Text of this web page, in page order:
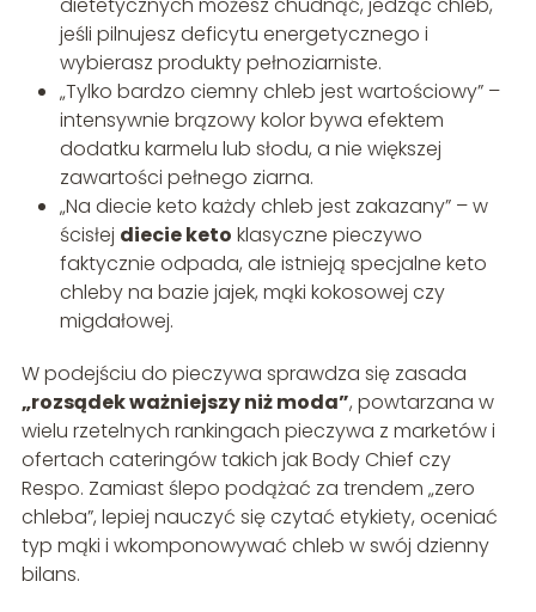
dietetycznych możesz chudnąć, jedząc chleb,
jeśli pilnujesz deficytu energetycznego i
wybierasz produkty pełnoziarniste.
„Tylko bardzo ciemny chleb jest wartościowy” –
intensywnie brązowy kolor bywa efektem
dodatku karmelu lub słodu, a nie większej
zawartości pełnego ziarna.
„Na diecie keto każdy chleb jest zakazany” – w
ścisłej diecie keto klasyczne pieczywo
faktycznie odpada, ale istnieją specjalne keto
chleby na bazie jajek, mąki kokosowej czy
migdałowej.
W podejściu do pieczywa sprawdza się zasada
„rozsądek ważniejszy niż moda”, powtarzana w
wielu rzetelnych rankingach pieczywa z marketów i
ofertach cateringów takich jak Body Chief czy
Respo. Zamiast ślepo podążać za trendem „zero
chleba”, lepiej nauczyć się czytać etykiety, oceniać
typ mąki i wkomponowywać chleb w swój dzienny
bilans.